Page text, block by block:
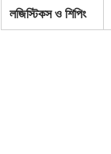
লজিস্টিকস ও শিপিং